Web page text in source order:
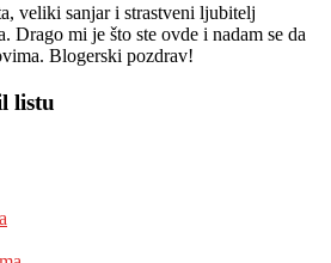
veliki sanjar i strastveni ljubitelj
Drago mi je što ste ovde i nadam se da
Blogerski pozdrav!
listu